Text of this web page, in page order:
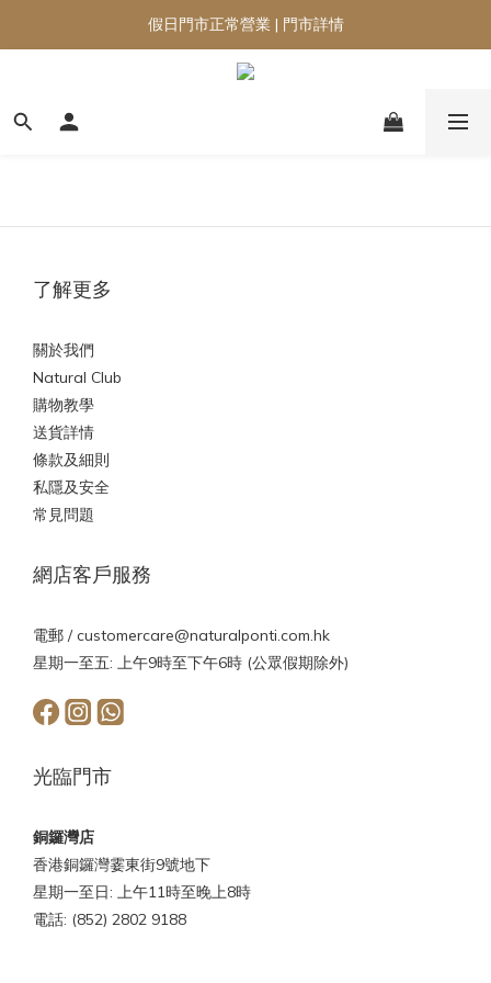
假日門市正常營業 | 門市詳情
了解更多
關於我們
Natural Club
購物教學
送貨詳情
條款及細則
私隱及安全
常見問題
網店客戶服務
電郵 /customercare@naturalponti.com.hk
星期一至五: 上午9時至下午6時 (公眾假期除外)
光臨門市
銅鑼灣店
香港銅鑼灣霎東街9號地下
星期一至日: 上午11時至晚上8時
電話: (852) 2802 9188